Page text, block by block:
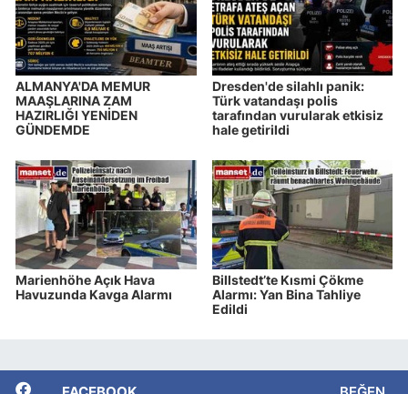
ALMANYA'DA MEMUR
MAAŞLARINA ZAM
HAZIRLIĞI YENİDEN
GÜNDEMDE
Dresden'de silahlı panik:
Türk vatandaşı polis
tarafından vurularak etkisiz
hale getirildi
Marienhöhe Açık Hava
Havuzunda Kavga Alarmı
Billstedt’te Kısmi Çökme
Alarmı: Yan Bina Tahliye
Edildi